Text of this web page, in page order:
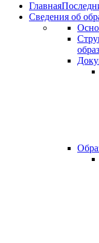
Главная
Сведения об